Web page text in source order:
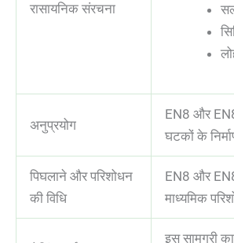
रासायनिक संरचना
अनुप्रयोग
EN8 और
घटकों के
पिघलाने और परिशोधन
की विधि
EN8 और
माध्यमिक
इस सामग्री